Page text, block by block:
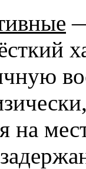
на